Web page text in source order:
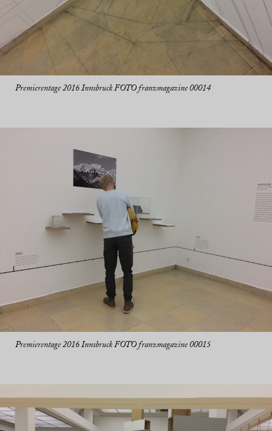
Premierentage 2016 Innsbruck FOTO franzmagazine 00014
Premierentage 2016 Innsbruck FOTO franzmagazine 00015